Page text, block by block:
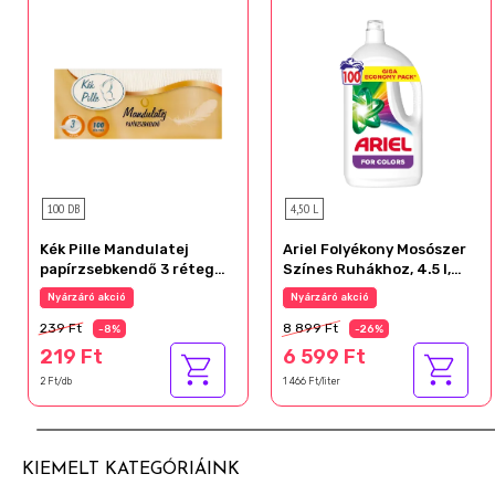
100 DB
Kék Pille Mandulatej
papírzsebkendő 3 réteg
100 db
Nyárzáró akció
239 Ft -8%
219 Ft
2 Ft/db
4,50 L
Ariel Folyékony Mosószer
Színes Ruhákhoz, 4.5 l,
100 Mosáshoz
Nyárzáró akció
8 899 Ft -26%
6 599 Ft
1 466 Ft/liter
KIEMELT KATEGÓRIÁINK